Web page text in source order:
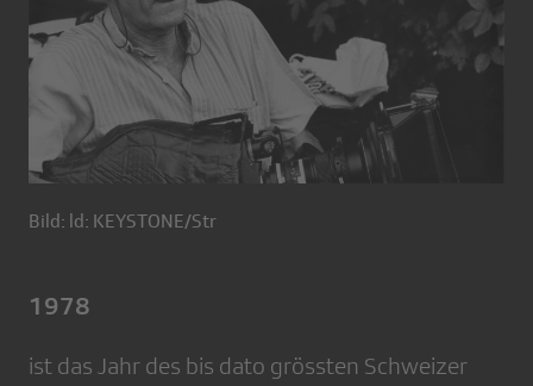
Bild: ld: KEYSTONE/Str
1978
ist das Jahr des bis dato grössten Schweizer